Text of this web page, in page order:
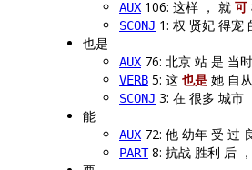
AUX 106: 这样 ， 就 可
SCONJ 1: 权 贤妃 得宠
也是
AUX 76: 北京 站 是 当
VERB 5: 这 也是 她 自
SCONJ 3: 在 很多 城市
能
AUX 72: 他 幼年 受 过
PART8: 抗战 胜利 后